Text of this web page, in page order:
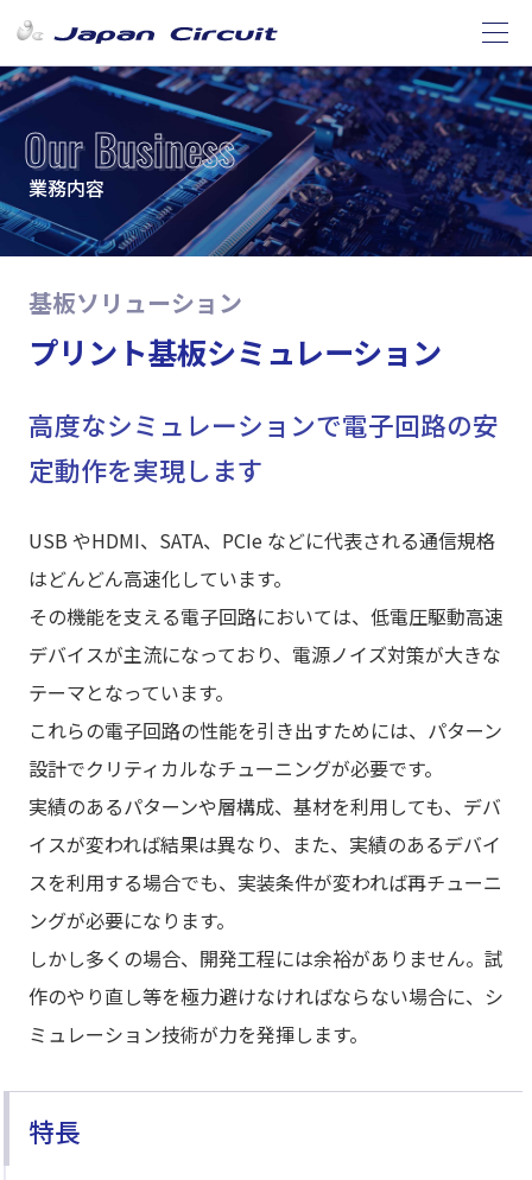
Our Business
業務内容
基板ソリューション
プリント基板シミュレーション
高度なシミュレーションで電子回路の安
定動作を実現します
USB やHDMI、SATA、PCIe などに代表される通信規格
はどんどん高速化しています。
その機能を支える電子回路においては、低電圧駆動高速
デバイスが主流になっており、電源ノイズ対策が大きな
テーマとなっています。
これらの電子回路の性能を引き出すためには、パターン
設計でクリティカルなチューニングが必要です。
実績のあるパターンや層構成、基材を利用しても、デバ
イスが変われば結果は異なり、また、実績のあるデバイ
スを利用する場合でも、実装条件が変われば再チューニ
ングが必要になります。
しかし多くの場合、開発工程には余裕がありません。試
作のやり直し等を極力避けなければならない場合に、シ
ミュレーション技術が力を発揮します。
特長